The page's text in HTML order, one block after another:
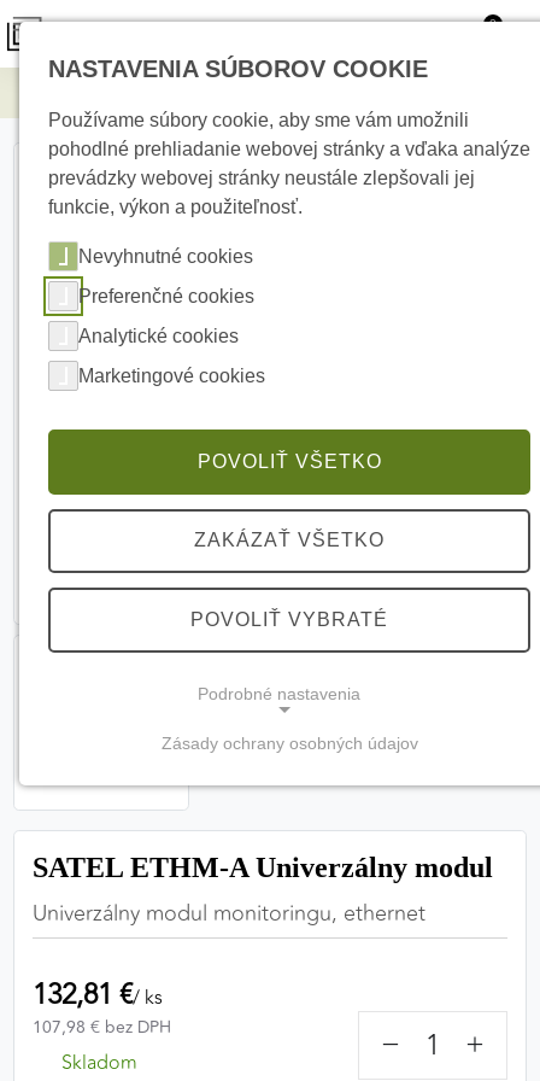
0
SATEL ETHM-A Univerzálny modul
Univerzálny modul monitoringu, ethernet
132,81 €/ ks
107,98 € bez DPH
Skladom
− +
NASTAVENIA SÚBOROV COOKIE
Používame súbory cookie, aby sme vám umožnili
pohodlné prehliadanie webovej stránky a vďaka analýze
prevádzky webovej stránky neustále zlepšovali jej
funkcie, výkon a použiteľnosť.
Nevyhnutné cookies
Preferenčné cookies
Analytické cookies
Marketingové cookies
POVOLIŤ VŠETKO
ZAKÁZAŤ VŠETKO
POVOLIŤ VYBRATÉ
Podrobné nastavenia
webovej stránky a bez nich by nebolo možné
zabezpečiť jej plnú funkčnosť.
PREFERENČNÉ COOKIES
Zásady ochrany osobných údajov